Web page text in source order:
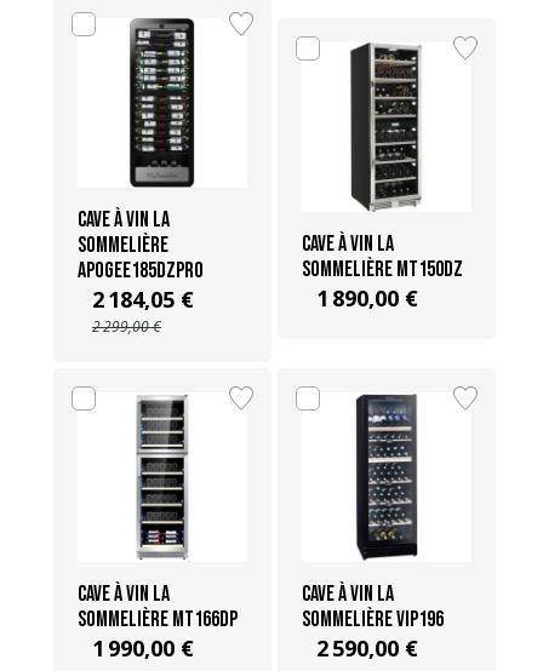
Cave à vin La
Sommelière
APOGEE185DZPRO
2 184,05 €
2 299,00 €
Cave à vin La
Sommelière MT150DZ
1 890,00 €
Cave à vin La
Sommelière MT166DP
1 990,00 €
Cave à vin La
Sommelière VIP196
2 590,00 €